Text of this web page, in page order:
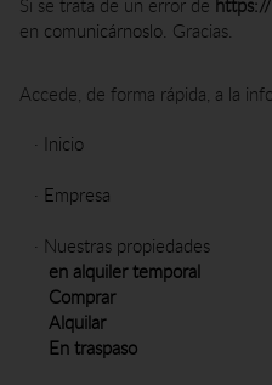
Si se trata de un error de
en comunicárnoslo. Gracias.
Accede, de forma rápida, a la
· Inicio
· Empresa
· Nuestras propiedades
en alquiler temporal
Comprar
Alquilar
En traspaso